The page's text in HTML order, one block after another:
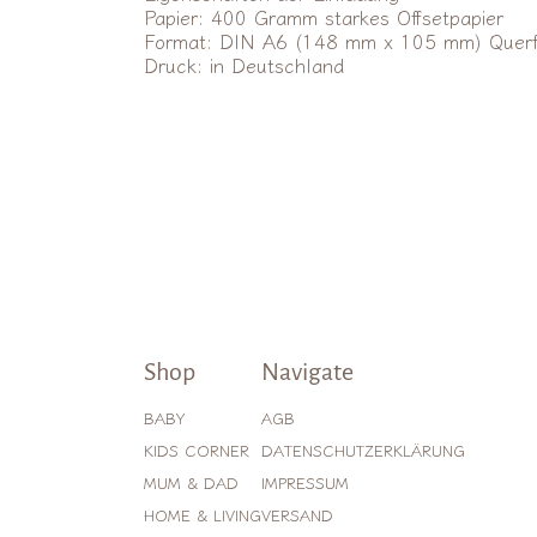
Papier: 400 Gramm starkes Offsetpapier
Format: DIN A6 (148 mm x 105 mm)
Druck: in Deutschland
Shop
BABY
KIDS CORNER
MUM & DAD
HOME & LIVING
Navigate
AGB
DATENSCHUTZERKLÄRUNG
IMPRESSUM
VERSAND